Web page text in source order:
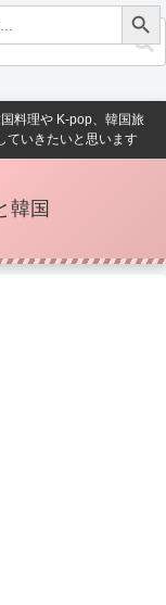
Search Button
料理や K-pop、韓国旅
ていきたいと思います
韓国